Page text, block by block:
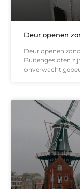
Deur openen
Deur openen
Buitengesloten
onverwacht